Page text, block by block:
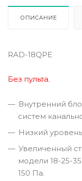
ОПИСАНИЕ
RAD-18QPE
Без пульта.
Внутренний
систем
Низкий
Увеличенный
модели 18-25-
150 Па.